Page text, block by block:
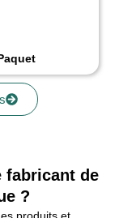
fabricant de
?